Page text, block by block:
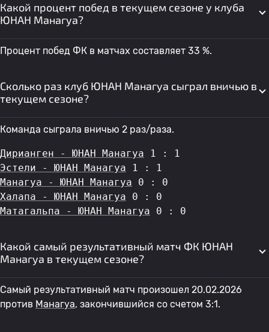
Какой процент побед в текущем сезоне у клуба
ЮНАН Манагуа?
Процент побед ФК в матчах составляет 33 %.
Сколько раз клуб ЮНАН Манагуа сыграл вничью в
текущем сезоне?
Команда сыграла вничью 2 раз/раза.
Дирианген - ЮНАН Манагуа 1 : 1
Эстели - ЮНАН Манагуа 1 : 1
Манагуа - ЮНАН Манагуа 0 : 0
Халапа - ЮНАН Манагуа 0 : 0
Матагальпа - ЮНАН Манагуа 0 : 0
Какой самый результативный матч ФК ЮНАН
Манагуа в текущем сезоне?
Самый результативный матч произошел 20.02.2026
против Манагуа, закончившийся со счетом 3:1.